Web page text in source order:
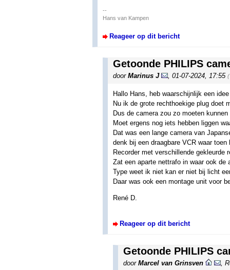
--
Hans van Kampen
Reageer op dit bericht
Getoonde PHILIPS
door Marinus J , 01-07-2024, 17:55
Hallo Hans, heb waarschijnlijk een
Nu ik de grote rechthoekige plug doet
Dus de camera zou zo moeten
Moet ergens nog iets hebben liggen
Dat was een lange camera van
denk bij een draagbare VCR waar
Recorder met verschillende gekleurde
Zat een aparte nettrafo in waar ook de
Type weet ik niet kan er niet bij licht
Daar was ook een montage unit voor
René D.
Reageer op dit bericht
Getoonde PHILIPS
door Marcel van Grinsven ,